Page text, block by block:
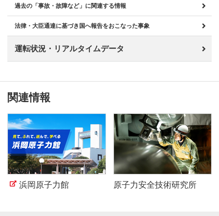
過去の「事故・故障など」に関連する情報
法律・大臣通達に基づき国へ報告をおこなった事象
運転状況・リアルタイムデータ
関連情報
浜岡原子力館 原子力安全技術研究所